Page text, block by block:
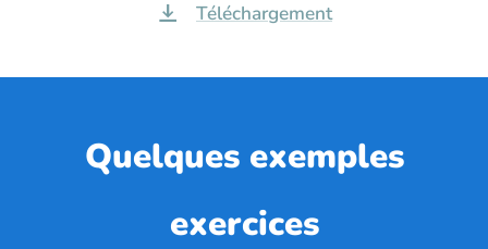
Téléchargement
Quelques exemples
exercices